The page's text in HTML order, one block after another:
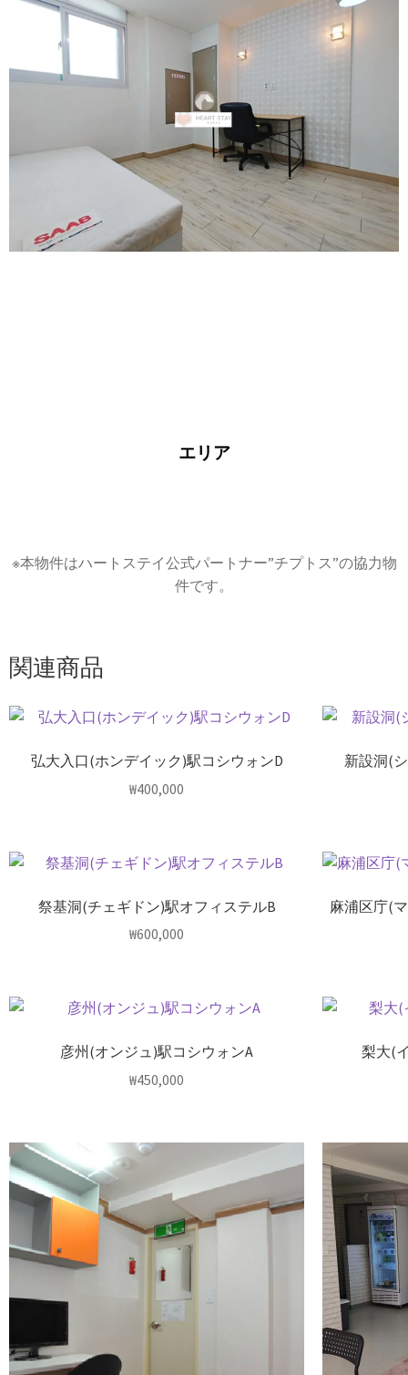
エリア
※本物件はハートステイ公式パートナー”チプトス”の協力物
件です。
関連商品
弘大入口(ホンデイック)駅コシウォンD
₩400,000
新設洞(
祭基洞(チェギドン)駅オフィステルB
₩600,000
麻浦区庁(
彦州(オンジュ)駅コシウォンA
₩450,000
梨大(